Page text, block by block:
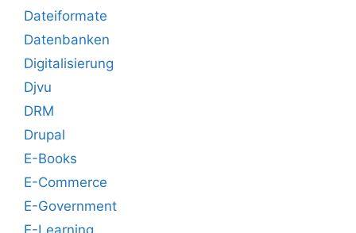
Dateiformate
Datenbanken
Digitalisierung
Djvu
DRM
Drupal
E-Books
E-Commerce
E-Government
E-Learning